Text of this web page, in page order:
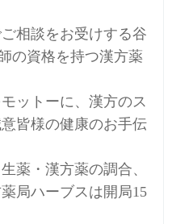
相談をお受けする谷
の資格を持つ漢方薬
トーに、漢方のス
皆様の健康のお手伝
薬・漢方薬の調合、
局ハーブスは開局15